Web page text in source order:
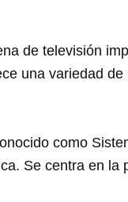
de televisión
una variedad
como
Se centra en la